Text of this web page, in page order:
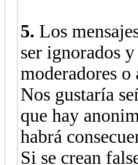
5. Los
ser ignorados
moderadores o
Nos gustaría
que hay
habrá
Si se crean